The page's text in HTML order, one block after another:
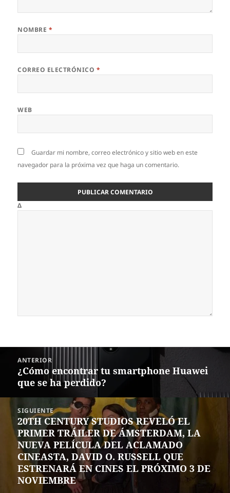
NOMBRE *
CORREO ELECTRÓNICO *
WEB
Guardar mi nombre, correo electrónico y sitio web en este
navegador para la próxima vez que haga un comentario.
Δ
entradas
ANTERIOR
Entrada
anterior:
¿Cómo encontrar tu smartphone Huawei
que se ha perdido?
SIGUIENTE
Siguiente
entrada:
20TH CENTURY STUDIOS REVELÓ EL
PRIMER TRÁILER DE ÁMSTERDAM, LA
NUEVA PELÍCULA DEL ACLAMADO
CINEASTA, DAVID O. RUSSELL QUE
ESTRENARÁ EN CINES EL PRÓXIMO 3 DE
NOVIEMBRE